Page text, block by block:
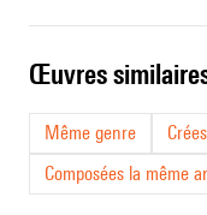
œuvres
Même genre
Composées la même